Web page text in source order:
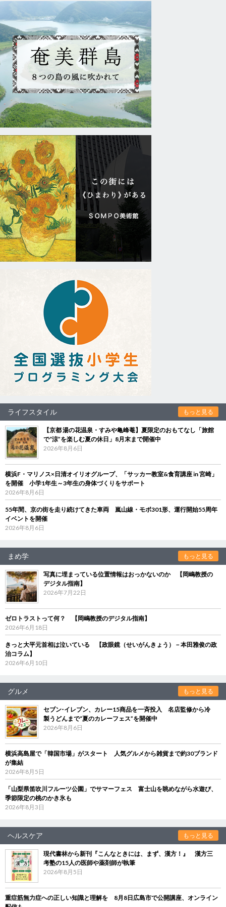
ライフスタイル もっと見る
【京都 湯の花温泉・すみや亀峰菴】夏限定のおもてなし「旅館
で“涼”を楽しむ夏の休日」8月末まで開催中
2026年8月6日
横浜F・マリノス×日清オイリオグループ、「サッカー教室&食育講座 in 宮崎」
を開催 小学1年生～3年生の身体づくりをサポート
2026年8月6日
55年間、京の街を走り続けてきた車両 嵐山線・モボ301形、運行開始55周年
イベントを開催
2026年8月6日
まめ学 もっと見る
写真に埋まっている位置情報はおっかないのか 【岡嶋教授の
デジタル指南】
2026年7月22日
ゼロトラストって何？ 【岡嶋教授のデジタル指南】
2026年6月18日
きっと大平元首相は泣いている 【政眼鏡（せいがんきょう）－本田雅俊の政
治コラム】
2026年6月10日
グルメ もっと見る
セブン‐イレブン、カレー15商品を一斉投入 名店監修から冷
製うどんまで“夏のカレーフェス”を開催中
2026年8月6日
横浜高島屋で「韓国市場」がスタート 人気グルメから雑貨まで約30ブランド
が集結
2026年8月5日
「山梨県笛吹川フルーツ公園」でサマーフェス 富士山を眺めながら水遊び、
季節限定の桃のかき氷も
2026年8月3日
ヘルスケア もっと見る
現代書林から新刊『こんなときには、まず、漢方！』 漢方三
考塾の15人の医師や薬剤師が執筆
2026年8月5日
重症筋無力症への正しい知識と理解を 8月8日広島市で公開講座、オンライン